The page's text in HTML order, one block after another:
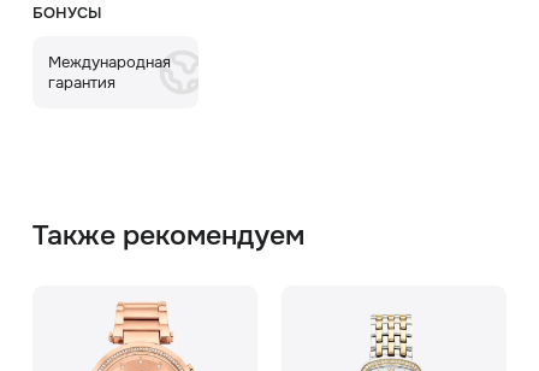
БОНУСЫ
Международная
гарантия
Также рекомендуем